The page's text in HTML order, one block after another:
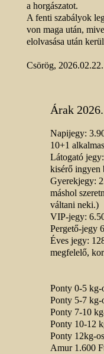
a horgászatot.
A fenti szabályok
von maga után,
elolvasása után
Csörög, 2026.02.22.
Árak
Napijegy:
10+1
Látogató
kisérő ingyen
Gyerekjegy:
máshol
váltani neki.)
VIP-jegy:
Pergető-jegy
Éves jegy:
megfelelő,
Ponty 0-5 kg-
Ponty 5-7 kg-
Ponty 7-10
Ponty 10-12
Ponty 12kg-
Amur 1.600